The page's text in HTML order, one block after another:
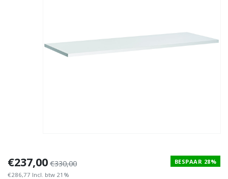
€237,00 €330,00
€286,77 Incl. btw 21%
BESPAAR 28%